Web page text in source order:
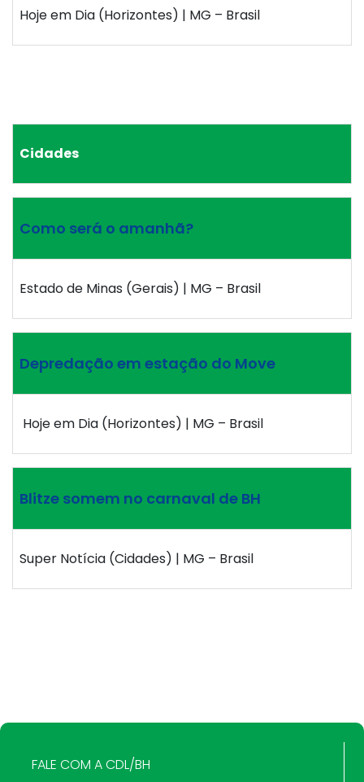
Hoje em Dia (Horizontes) | MG – Brasil
Cidades
Como será o amanhã?
Estado de Minas (Gerais) | MG – Brasil
Depredação em estação do Move
Hoje em Dia (Horizontes) | MG – Brasil
Blitze somem no carnaval de BH
Super Notícia (Cidades) | MG – Brasil
FALE COM A CDL/BH